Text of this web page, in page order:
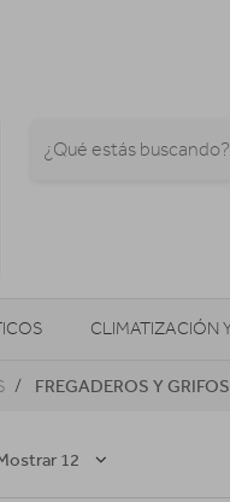
CLIMATIZACIÓN
SONIDO / AUDIO
FREGADEROS Y GRIFOS
12